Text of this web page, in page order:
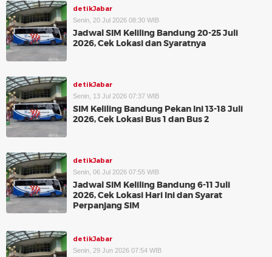
detikJabar
Senin, 20 Jul 2026 08:30 WIB
Jadwal SIM Keliling Bandung 20-25 Juli
2026, Cek Lokasi dan Syaratnya
detikJabar
Senin, 13 Jul 2026 07:37 WIB
SIM Keliling Bandung Pekan Ini 13-18 Juli
2026, Cek Lokasi Bus 1 dan Bus 2
detikJabar
Senin, 06 Jul 2026 07:55 WIB
Jadwal SIM Keliling Bandung 6-11 Juli
2026, Cek Lokasi Hari Ini dan Syarat
Perpanjang SIM
detikJabar
Senin, 29 Jun 2026 07:54 WIB